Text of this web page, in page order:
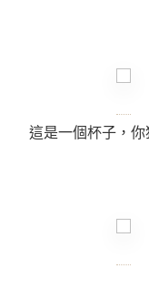
這是一個杯子，你